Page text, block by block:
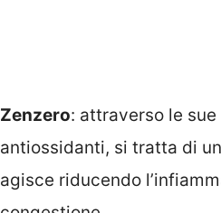
Zenzero: attraverso le
antiossidanti, si tratta di
agisce riducendo